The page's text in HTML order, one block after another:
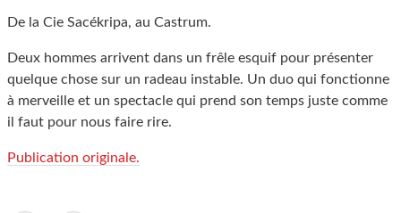
De la Cie Sacékripa, au Castrum.
Deux hommes arrivent dans un frêle esquif pour présenter
quelque chose sur un radeau instable. Un duo qui fonctionne
à merveille et un spectacle qui prend son temps juste comme
il faut pour nous faire rire.
Publication originale.